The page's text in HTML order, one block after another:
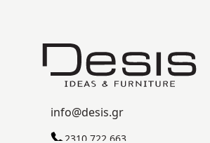
info@desis.gr
2310 722.663